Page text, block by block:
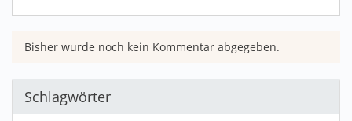
Bisher wurde noch kein Kommentar abgegeben.
Schlagwörter